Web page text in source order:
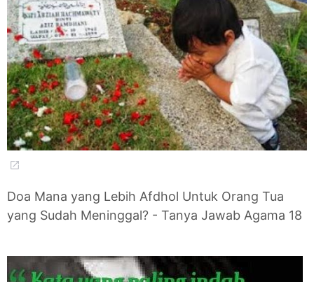
Doa Mana yang Lebih Afdhol Untuk Orang Tua
yang Sudah Meninggal? - Tanya Jawab Agama 18